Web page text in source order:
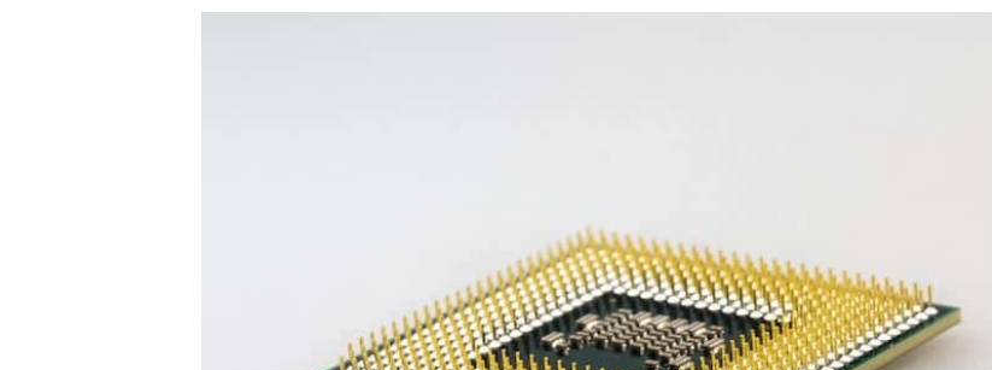
China!